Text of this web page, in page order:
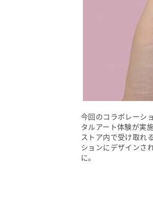
今回のコラボレーシ
タルアート体験が実
ストア内で受け取れ
ションにデザインさ
に。